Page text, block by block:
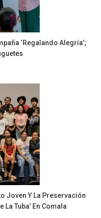
‘Regalando Alegría’;
Joven Y La Preservación
Tuba’ En Comala